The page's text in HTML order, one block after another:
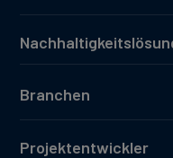
Branchen
Projektentwickler